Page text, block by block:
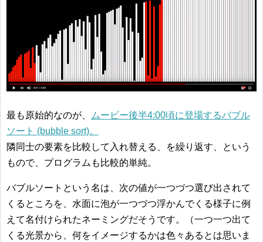
最も原始的なのが、
ムービー後半4:00頃に登場するバブル
ソート (bubble sort)。
隣同士の要素を比較して入れ替える、を繰り返す、という
もので、プログラムも比較的単純。
バブルソートという名は、次の値が一つづつ選び出されて
くるところを、水面に泡が一つづつ浮かんでくる様子に例
えて名付けられたネーミングだそうです。（一つ一つ出て
くる光景から、何をイメージするかは色々あるとは思いま